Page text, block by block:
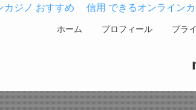
カジノ おすすめ 信用 できるオンラインカ
ホーム プロフィール プラ